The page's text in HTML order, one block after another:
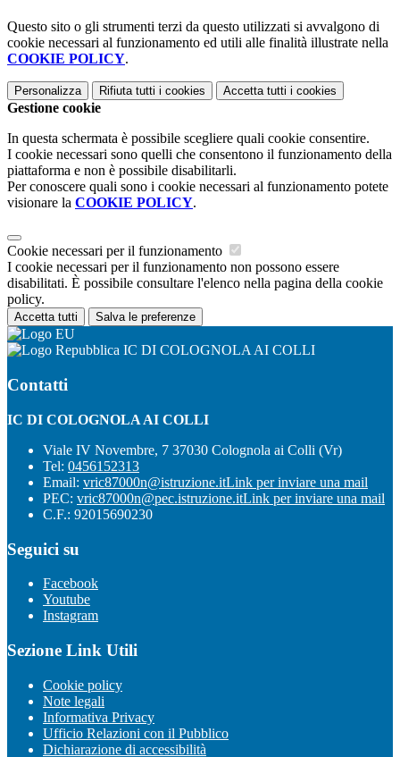
Questo sito o gli strumenti terzi da questo utilizzati si avvalgono di
cookie necessari al funzionamento ed utili alle finalità illustrate nella
COOKIE POLICY.
Personalizza Rifiuta tutti i cookies Accetta tutti i cookies
Gestione cookie
In questa schermata è possibile scegliere quali cookie consentire.
I cookie necessari sono quelli che consentono il funzionamento della
piattaforma e non è possibile disabilitarli.
Per conoscere quali sono i cookie necessari al funzionamento potete
visionare la COOKIE POLICY.
Cookie necessari per il funzionamento
I cookie necessari per il funzionamento non possono essere
disabilitati. È possibile consultare l'elenco nella pagina della cookie
policy.
Accetta tutti Salva le preferenze
IC DI COLOGNOLA AI COLLI
Contatti
IC DI COLOGNOLA AI COLLI
Viale IV Novembre, 7 37030 Colognola ai Colli (Vr)
Tel: 0456152313
Email: vric87000n@istruzione.itLink per inviare una mail
PEC: vric87000n@pec.istruzione.itLink per inviare una mail
C.F.: 92015690230
Seguici su
Facebook
Youtube
Instagram
Sezione Link Utili
Cookie policy
Note legali
Informativa Privacy
Ufficio Relazioni con il Pubblico
Dichiarazione di accessibilità